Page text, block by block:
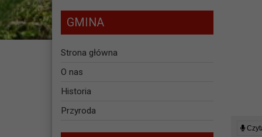
GMINA
Strona główna
O nas
Historia
Przyroda